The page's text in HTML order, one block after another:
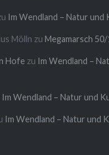
Im Wendland – Natur und
Mölln zu Megamarsch
Hofe zu Im Wendland –
Im Wendland – Natur und
Im Wendland – Natur und